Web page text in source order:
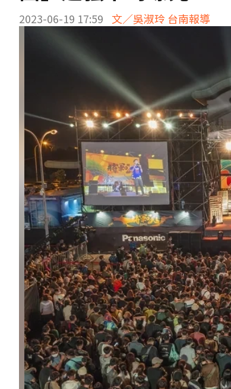
2023-06-19 17:59 文／吳淑玲 台南報導